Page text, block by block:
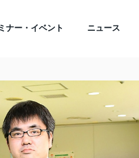
ナー・イベント ニュース